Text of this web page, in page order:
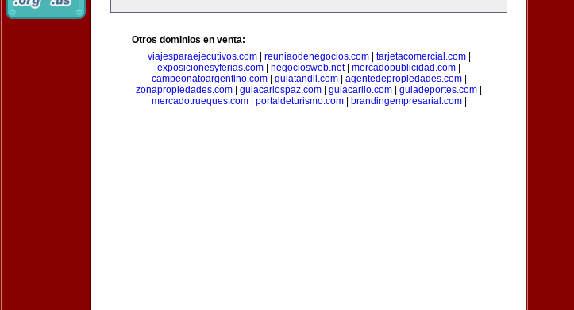
Otros dominios en venta:
viajesparaejecutivos.com| reuniaodenegocios.com| tarjetacomercial.com|
exposicionesyferias.com
negociosweb.net| mercadopublicidad.com
campeonatoargentino.com| guiatandil.com| agentedepropiedades.com|
zonapropiedades.com
guiacarlospaz.com guiacarilo.com guiadeportes.com
mercadotrueques.com| portaldeturismo.com| brandingempresarial.com|